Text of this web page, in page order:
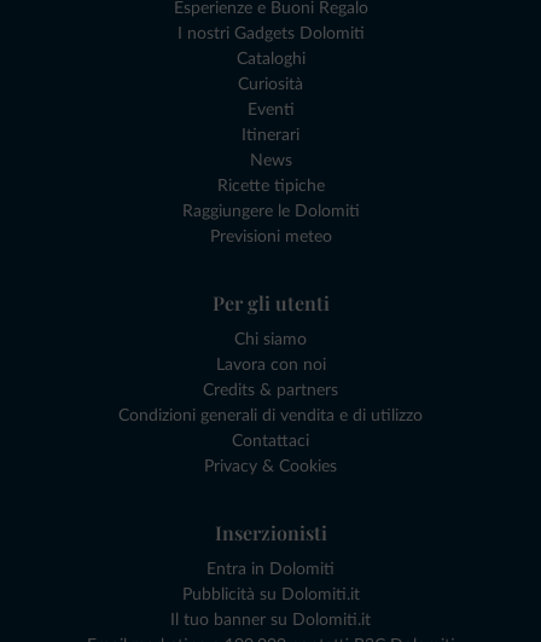
Esperienze e Buoni Regalo
I nostri Gadgets Dolomiti
Cataloghi
Curiosità
Eventi
Itinerari
News
Ricette tipiche
Raggiungere le Dolomiti
Previsioni meteo
Per gli utenti
Chi siamo
Lavora con noi
Credits & partners
Condizioni generali di vendita e di utilizzo
Contattaci
Privacy & Cookies
Inserzionisti
Entra in Dolomiti
Pubblicità su Dolomiti.it
Il tuo banner su Dolomiti.it